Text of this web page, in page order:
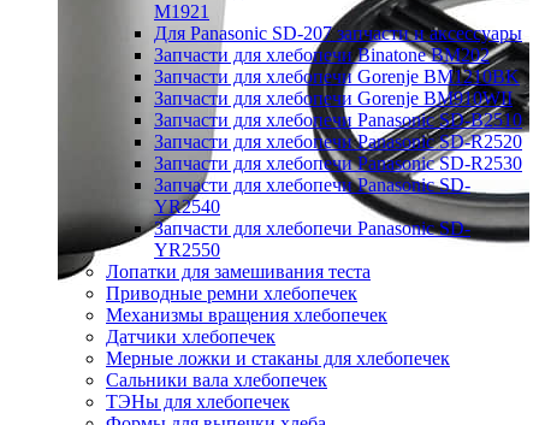
M1921
Для Panasonic SD-207 запчасти и аксессуары
Запчасти для хлебопечи Binatone BM202
Запчасти для хлебопечи Gorenje BM1210BK
Запчасти для хлебопечи Gorenje BM910WII
Запчасти для хлебопечи Panasonic SD-B2510
Запчасти для хлебопечи Panasonic SD-R2520
Запчасти для хлебопечи Panasonic SD-R2530
Запчасти для хлебопечи Panasonic SD-
YR2540
Запчасти для хлебопечи Panasonic SD-
YR2550
Лопатки для замешивания теста
Приводные ремни хлебопечек
Механизмы вращения хлебопечек
Датчики хлебопечек
Мерные ложки и стаканы для хлебопечек
Сальники вала хлебопечек
ТЭНы для хлебопечек